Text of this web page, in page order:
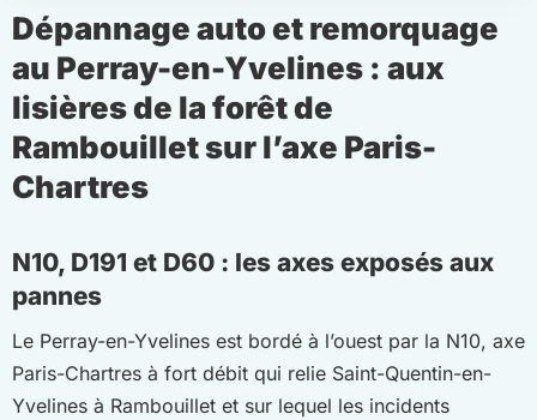
Dépannage auto et remorquage
au Perray-en-Yvelines : aux
lisières de la forêt de
Rambouillet sur l’axe Paris-
Chartres
N10, D191 et D60 : les axes exposés aux
pannes
Le Perray-en-Yvelines est bordé à l’ouest par la N10, axe
Paris-Chartres à fort débit qui relie Saint-Quentin-en-
Yvelines à Rambouillet et sur lequel les incidents